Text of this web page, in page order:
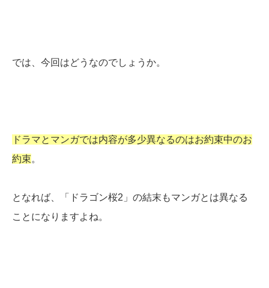
では、今回はどうなのでしょうか。
ドラマとマンガでは内容が多少異なるのはお約束中のお
約束。
となれば、「ドラゴン桜2」の結末もマンガとは異なる
ことになりますよね。